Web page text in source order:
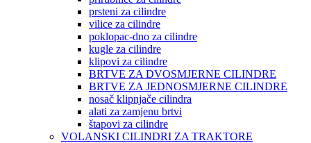
prsteni za cilindre
vilice za cilindre
poklopac-dno za cilindre
kugle za cilindre
klipovi za cilindre
BRTVE ZA DVOSMJERNE CILINDRE
BRTVE ZA JEDNOSMJERNE CILINDRE
nosač klipnjače cilindra
alati za zamjenu brtvi
štapovi za cilindre
VOLANSKI CILINDRI ZA TRAKTORE